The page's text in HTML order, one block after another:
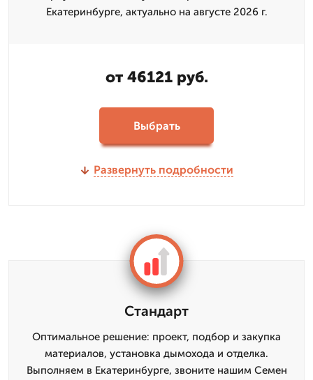
Екатеринбурге, актуально на августе 2026 г.
от 46121 руб.
Выбрать
Развернуть подробности
Стандарт
Оптимальное решение: проект, подбор и закупка
материалов, установка дымохода и отделка.
Выполняем в Екатеринбурге, звоните нашим Семен